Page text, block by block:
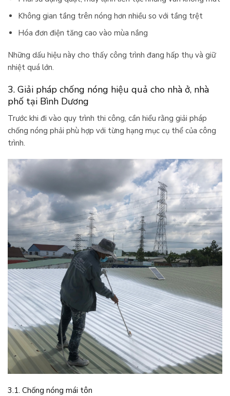
Không gian tầng trên nóng hơn nhiều so với tầng trệt
Hóa đơn điện tăng cao vào mùa nắng
Những dấu hiệu này cho thấy công trình đang hấp thụ và giữ
nhiệt quá lớn.
3. Giải pháp chống nóng hiệu quả cho nhà ở, nhà
phố tại Bình Dương
Trước khi đi vào quy trình thi công, cần hiểu rằng giải pháp
chống nóng phải phù hợp với từng hạng mục cụ thể của công
trình.
3.1. Chống nóng mái tôn